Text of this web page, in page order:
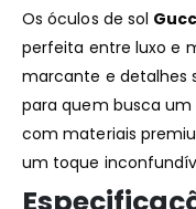
Os óculos de sol
perfeita entre luxo e
marcante e detalhes
para quem busca um
com materiais
um toque